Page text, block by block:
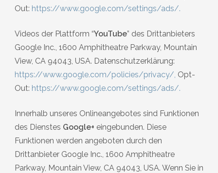
Out: https://www.google.com/settings/ads/.
Videos der Plattform “YouTube” des Drittanbieters
Google Inc., 1600 Amphitheatre Parkway, Mountain
View, CA 94043, USA. Datenschutzerklärung:
https://www.google.com/policies/privacy/, Opt-
Out: https://www.google.com/settings/ads/.
Innerhalb unseres Onlineangebotes sind Funktionen
des Dienstes Google+ eingebunden. Diese
Funktionen werden angeboten durch den
Drittanbieter Google Inc., 1600 Amphitheatre
Parkway, Mountain View, CA 94043, USA. Wenn Sie in